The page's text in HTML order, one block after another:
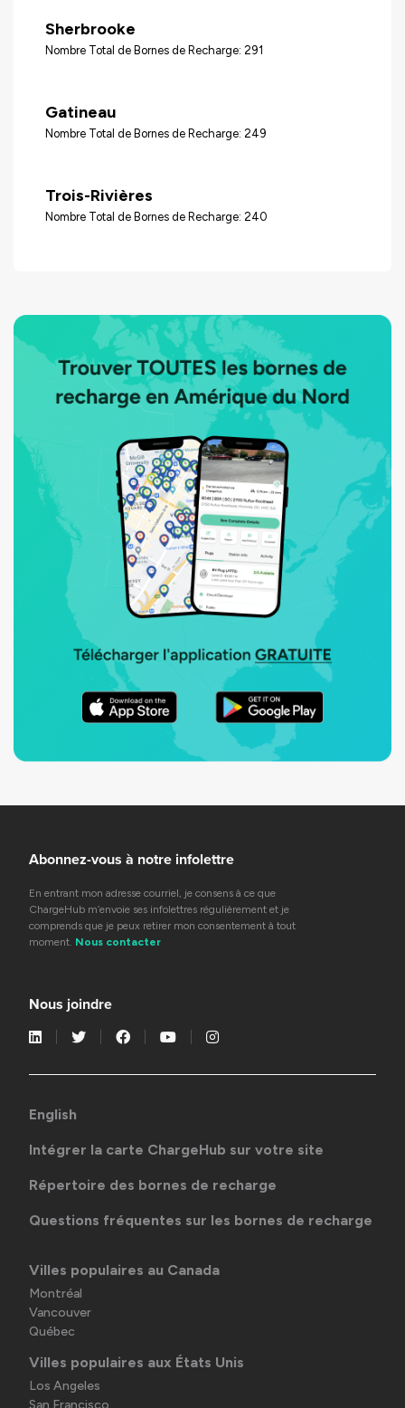
Sherbrooke
Nombre Total de Bornes de Recharge: 291
Gatineau
Nombre Total de Bornes de Recharge: 249
Trois-Rivières
Nombre Total de Bornes de Recharge: 240
Abonnez-vous à notre infolettre
En entrant mon adresse courriel, je consens à ce que
ChargeHub m’envoie ses infolettres régulièrement et je
comprends que je peux retirer mon consentement à tout
moment. Nous contacter
Nous joindre
English
Intégrer la carte ChargeHub sur votre site
Répertoire des bornes de recharge
Questions fréquentes sur les bornes de recharge
Villes populaires au Canada
Montréal
Vancouver
Québec
Villes populaires aux États Unis
Los Angeles